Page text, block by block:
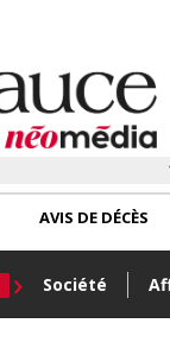
Société
AVIS DE DÉCÈS